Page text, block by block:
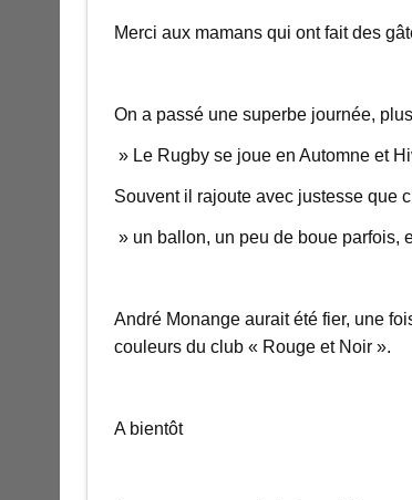
Merci aux mamans qui ont fait des
On a passé une superbe journée,
» Le Rugby se joue en Automne et
Souvent il rajoute avec justesse que
» un ballon, un peu de boue parfois,
André Monange aurait été fier, une
couleurs du club « Rouge et Noir ».
A bientôt